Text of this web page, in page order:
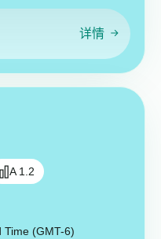
详情
A 1.2
Time (GMT-6)